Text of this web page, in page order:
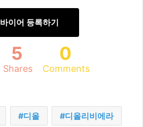
바이어 등록하기
5
Shares
0
Comments
디올 디올리비에라